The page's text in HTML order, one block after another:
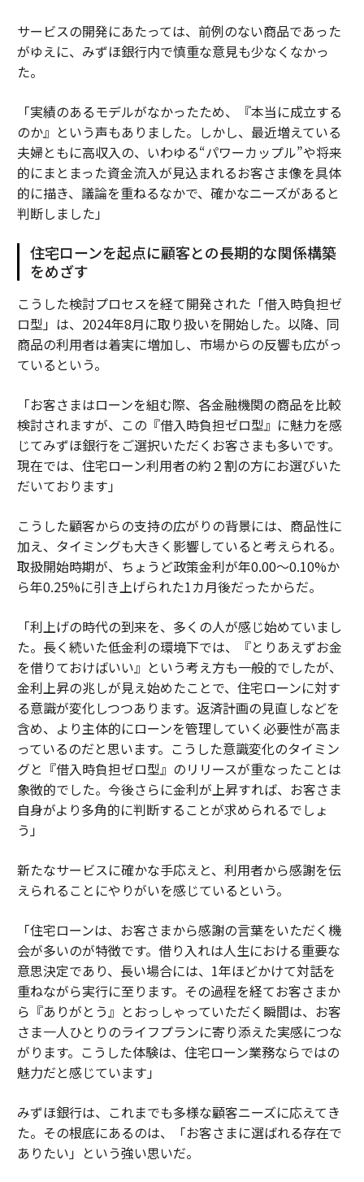
サービスの開発にあたっては、前例のない商品であった
がゆえに、みずほ銀行内で慎重な意見も少なくなかっ
た。
「実績のあるモデルがなかったため、『本当に成立する
のか』という声もありました。しかし、最近増えている
夫婦ともに高収入の、いわゆる“パワーカップル”や将来
的にまとまった資金流入が見込まれるお客さま像を具体
的に描き、議論を重ねるなかで、確かなニーズがあると
判断しました」
住宅ローンを起点に顧客との長期的な関係構築
をめざす
こうした検討プロセスを経て開発された「借入時負担ゼ
ロ型」は、2024年8月に取り扱いを開始した。以降、同
商品の利用者は着実に増加し、市場からの反響も広がっ
ているという。
「お客さまはローンを組む際、各金融機関の商品を比較
検討されますが、この『借入時負担ゼロ型』に魅力を感
じてみずほ銀行をご選択いただくお客さまも多いです。
現在では、住宅ローン利用者の約２割の方にお選びいた
だいております」
こうした顧客からの支持の広がりの背景には、商品性に
加え、タイミングも大きく影響していると考えられる。
取扱開始時期が、ちょうど政策金利が年0.00〜0.10%か
ら年0.25%に引き上げられた1カ月後だったからだ。
「利上げの時代の到来を、多くの人が感じ始めていまし
た。長く続いた低金利の環境下では、『とりあえずお金
を借りておけばいい』という考え方も一般的でしたが、
金利上昇の兆しが見え始めたことで、住宅ローンに対す
る意識が変化しつつあります。返済計画の見直しなどを
含め、より主体的にローンを管理していく必要性が高ま
っているのだと思います。こうした意識変化のタイミン
グと『借入時負担ゼロ型』のリリースが重なったことは
象徴的でした。今後さらに金利が上昇すれば、お客さま
自身がより多角的に判断することが求められるでしょ
う」
新たなサービスに確かな手応えと、利用者から感謝を伝
えられることにやりがいを感じているという。
「住宅ローンは、お客さまから感謝の言葉をいただく機
会が多いのが特徴です。借り入れは人生における重要な
意思決定であり、長い場合には、1年ほどかけて対話を
重ねながら実行に至ります。その過程を経てお客さまか
ら『ありがとう』とおっしゃっていただく瞬間は、お客
さま一人ひとりのライフプランに寄り添えた実感につな
がります。こうした体験は、住宅ローン業務ならではの
魅力だと感じています」
みずほ銀行は、これまでも多様な顧客ニーズに応えてき
た。その根底にあるのは、「お客さまに選ばれる存在で
ありたい」という強い思いだ。